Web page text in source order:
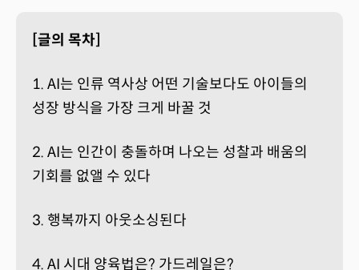
[글의 목차]
1. AI는 인류 역사상 어떤 기술보다도 아이들의
성장 방식을 가장 크게 바꿀 것
2. AI는 인간이 충돌하며 나오는 성찰과 배움의
기회를 없앨 수 있다
3. 행복까지 아웃소싱된다
4. AI 시대 양육법은? 가드레일은?